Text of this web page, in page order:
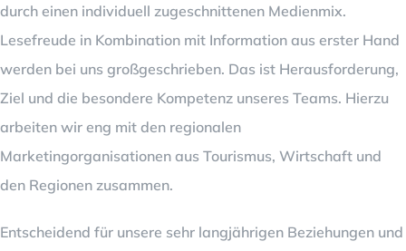
durch einen individuell zugeschnittenen Medienmix.
Lesefreude in Kombination mit Information aus erster Hand
werden bei uns großgeschrieben. Das ist Herausforderung,
Ziel und die besondere Kompetenz unseres Teams. Hierzu
arbeiten wir eng mit den regionalen
Marketingorganisationen aus Tourismus, Wirtschaft und
den Regionen zusammen.
Entscheidend für unsere sehr langjährigen Beziehungen und